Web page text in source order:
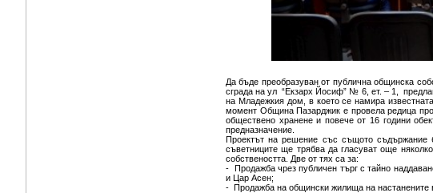
Да бъде преобразуван от публична общинска
сграда на ул “Екзарх Йосиф” № 6, ет. – 1,
на Младежкия дом, в което се намира
момент Община Пазарджик е провела редица
обществено хранене и повече от 16 години
предназначение.
Проектът на решение със същото съдържание
съветниците ще трябва да гласуват още
собствеността. Две от тях са за:
- Продажба чрез публичен търг с тайно
и Цар Асен;
- Продажба на общински жилища на настанените